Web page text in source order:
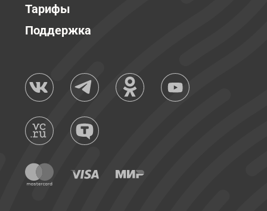
Тарифы
Поддержка